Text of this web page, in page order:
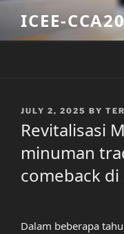
content
ICEE-
POSTED
JULY 2, 2025 BY
Revitalisasi
minuman
comeback
Dalam beberapa